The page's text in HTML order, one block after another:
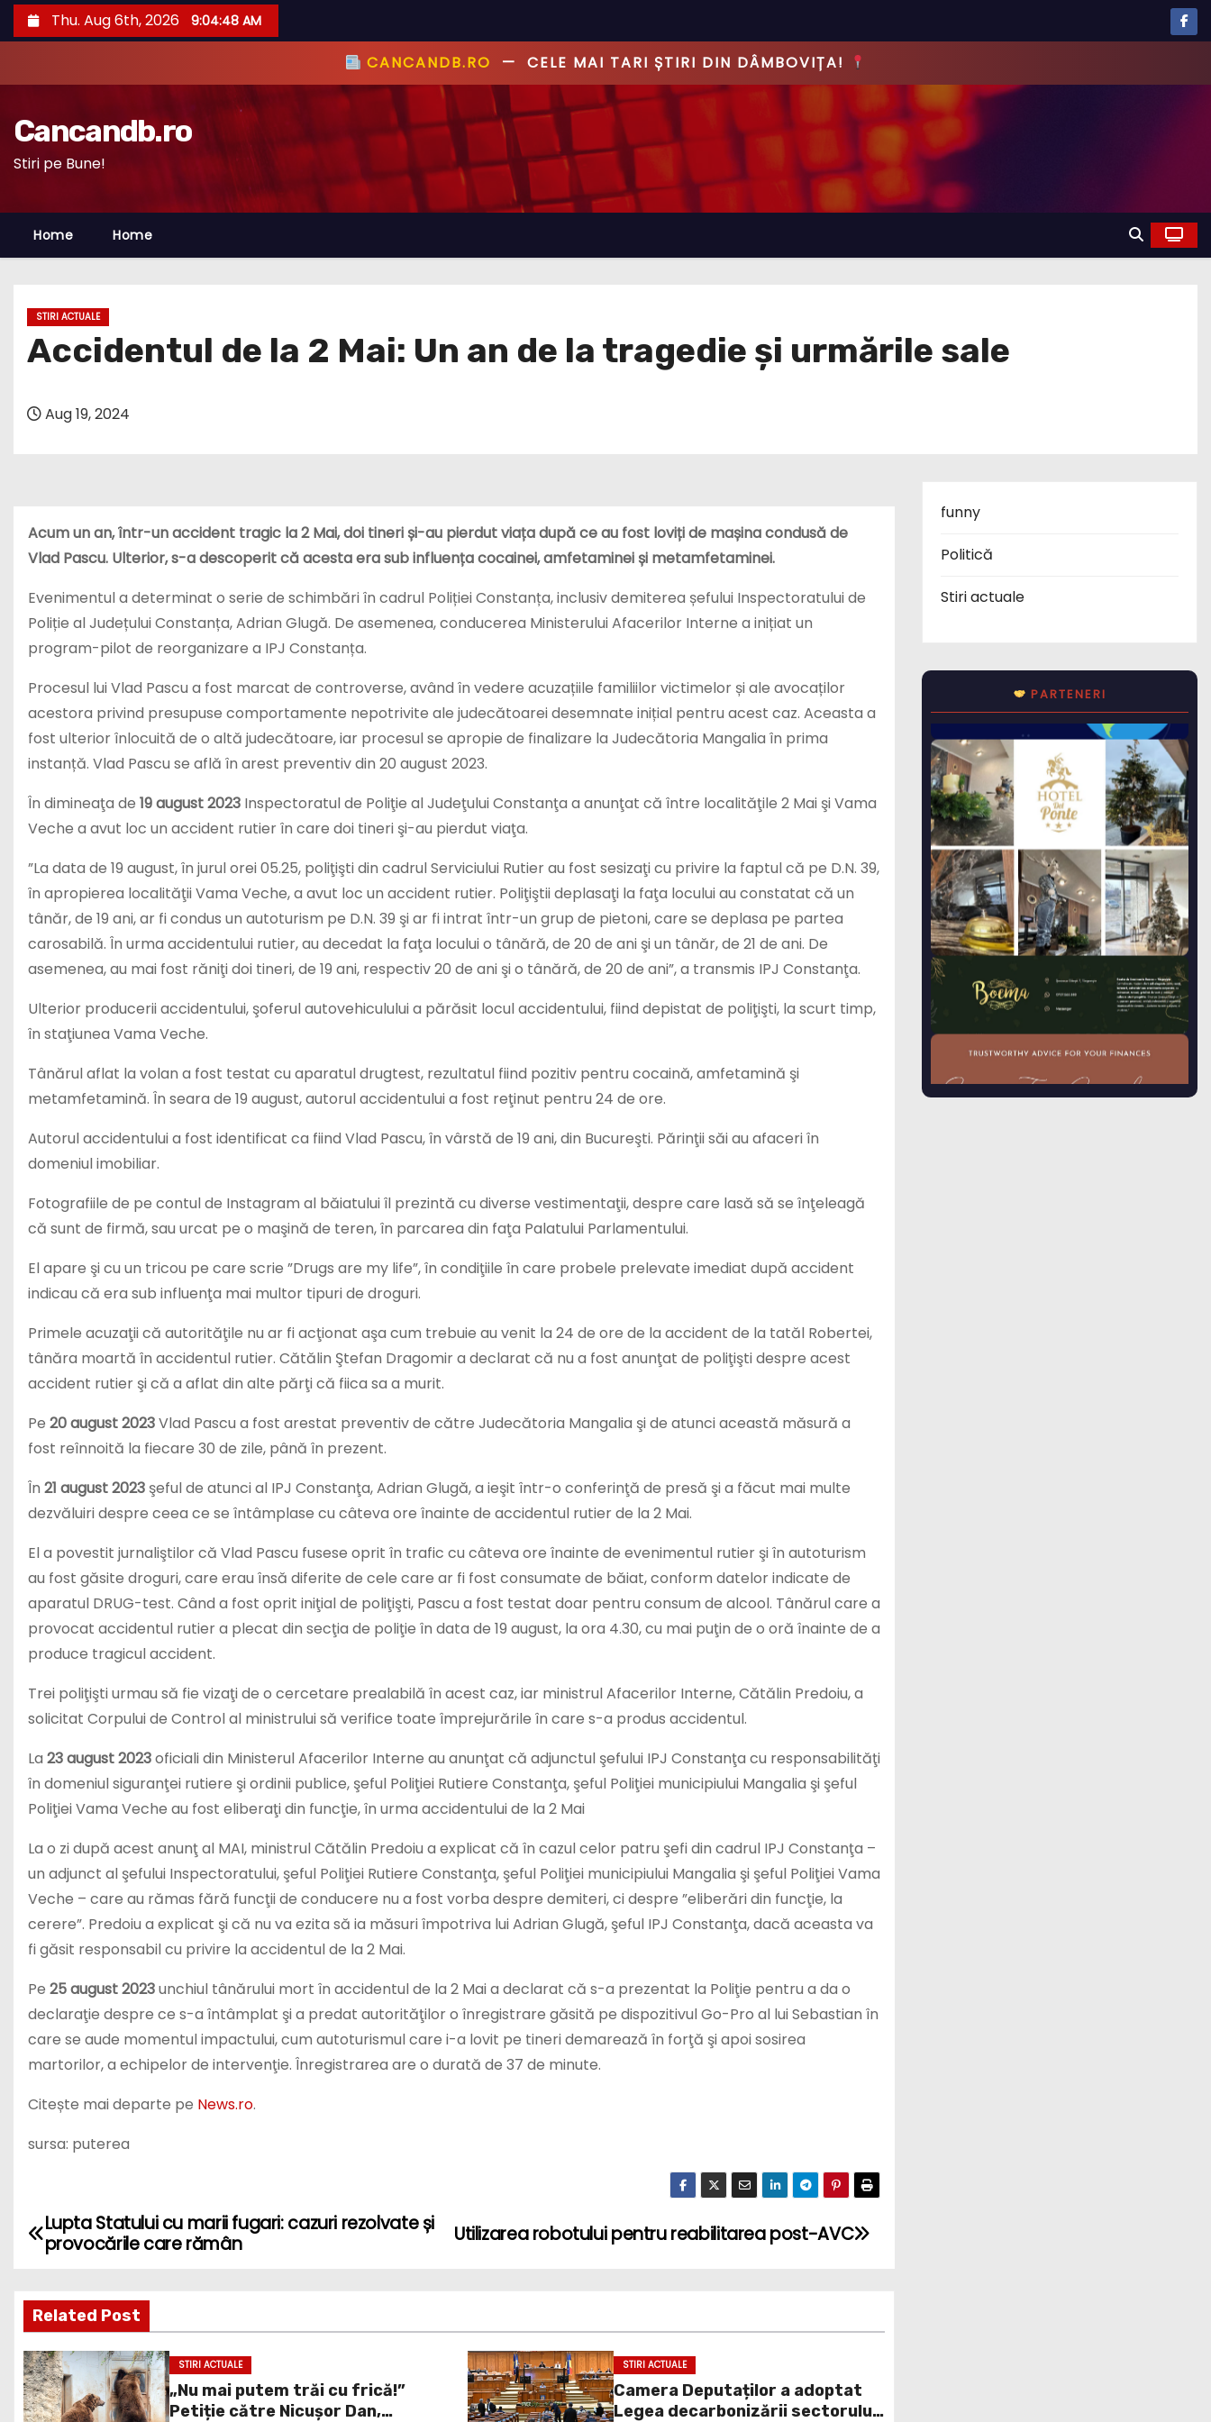
k
p
n
e
Thu. Aug 6th, 2026 9:04:49 AM
CANCANDB.RO—PRIMUL CU ȘTIREA, PRIMUL CU ADEVĂRUL!
Cancandb.ro
Stiri pe Bune!
Home Home
STIRI ACTUALE
Accidentul de la 2 Mai: Un an de la tragedie și urmările sale
Aug 19, 2024
Acum un an, într-un accident tragic la 2 Mai, doi tineri și-au pierdut viața după ce au fost loviți de mașina condusă de
Vlad Pascu. Ulterior, s-a descoperit că acesta era sub influența cocainei, amfetaminei și metamfetaminei.
Evenimentul a determinat o serie de schimbări în cadrul Poliției Constanța, inclusiv demiterea șefului Inspectoratului de
Poliție al Județului Constanța, Adrian Glugă. De asemenea, conducerea Ministerului Afacerilor Interne a inițiat un
program-pilot de reorganizare a IPJ Constanța.
Procesul lui Vlad Pascu a fost marcat de controverse, având în vedere acuzațiile familiilor victimelor și ale avocaților
acestora privind presupuse comportamente nepotrivite ale judecătoarei desemnate inițial pentru acest caz. Aceasta a
fost ulterior înlocuită de o altă judecătoare, iar procesul se apropie de finalizare la Judecătoria Mangalia în prima
instanță. Vlad Pascu se află în arest preventiv din 20 august 2023.
În dimineaţa de 19 august 2023 Inspectoratul de Poliţie al Judeţului Constanţa a anunţat că între localităţile 2 Mai şi Vama
Veche a avut loc un accident rutier în care doi tineri şi-au pierdut viaţa.
”La data de 19 august, în jurul orei 05.25, poliţişti din cadrul Serviciului Rutier au fost sesizaţi cu privire la faptul că pe D.N. 39,
în apropierea localităţii Vama Veche, a avut loc un accident rutier. Poliţiştii deplasaţi la faţa locului au constatat că un
tânăr, de 19 ani, ar fi condus un autoturism pe D.N. 39 şi ar fi intrat într-un grup de pietoni, care se deplasa pe partea
carosabilă. În urma accidentului rutier, au decedat la faţa locului o tânără, de 20 de ani şi un tânăr, de 21 de ani. De
asemenea, au mai fost răniţi doi tineri, de 19 ani, respectiv 20 de ani şi o tânără, de 20 de ani”, a transmis IPJ Constanţa.
Ulterior producerii accidentului, şoferul autovehiculului a părăsit locul accidentului, fiind depistat de poliţişti, la scurt timp,
în staţiunea Vama Veche.
Tânărul aflat la volan a fost testat cu aparatul drugtest, rezultatul fiind pozitiv pentru cocaină, amfetamină şi
metamfetamină. În seara de 19 august, autorul accidentului a fost reţinut pentru 24 de ore.
Autorul accidentului a fost identificat ca fiind Vlad Pascu, în vârstă de 19 ani, din Bucureşti. Părinţii săi au afaceri în
domeniul imobiliar.
Fotografiile de pe contul de Instagram al băiatului îl prezintă cu diverse vestimentaţii, despre care lasă să se înţeleagă
că sunt de firmă, sau urcat pe o maşină de teren, în parcarea din faţa Palatului Parlamentului.
El apare şi cu un tricou pe care scrie ”Drugs are my life”, în condiţiile în care probele prelevate imediat după accident
indicau că era sub influenţa mai multor tipuri de droguri.
Primele acuzaţii că autorităţile nu ar fi acţionat aşa cum trebuie au venit la 24 de ore de la accident de la tatăl Robertei,
tânăra moartă în accidentul rutier. Cătălin Ştefan Dragomir a declarat că nu a fost anunţat de poliţişti despre acest
accident rutier şi că a aflat din alte părţi că fiica sa a murit.
Pe 20 august 2023Vlad Pascu a fost arestat preventiv de către Judecătoria Mangalia şi de atunci această măsură a
fost reînnoită la fiecare 30 de zile, până în prezent.
În 21 august 2023 şeful de atunci al IPJ Constanţa, Adrian Glugă, a ieşit într-o conferinţă de presă şi a făcut mai multe
dezvăluiri despre ceea ce se întâmplase cu câteva ore înainte de accidentul rutier de la 2 Mai.
El a povestit jurnaliştilor că Vlad Pascu fusese oprit în trafic cu câteva ore înainte de evenimentul rutier şi în autoturism
au fost găsite droguri, care erau însă diferite de cele care ar fi fost consumate de băiat, conform datelor indicate de
aparatul DRUG-test. Când a fost oprit iniţial de poliţişti, Pascu a fost testat doar pentru consum de alcool. Tânărul care a
provocat accidentul rutier a plecat din secţia de poliţie în data de 19 august, la ora 4.30, cu mai puţin de o oră înainte de a
produce tragicul accident.
Trei poliţişti urmau să fie vizaţi de o cercetare prealabilă în acest caz, iar ministrul Afacerilor Interne, Cătălin Predoiu, a
solicitat Corpului de Control al ministrului să verifice toate împrejurările în care s-a produs accidentul.
La 23 august 2023oficiali din Ministerul Afacerilor Interne au anunţat că adjunctul şefului IPJ Constanţa cu responsabilităţi
în domeniul siguranţei rutiere şi ordinii publice, şeful Poliţiei Rutiere Constanţa, şeful Poliţiei municipiului Mangalia şi şeful
Poliţiei Vama Veche au fost eliberaţi din funcţie, în urma accidentului de la 2 Mai
La o zi după acest anunţ al MAI, ministrul Cătălin Predoiu a explicat că în cazul celor patru şefi din cadrul IPJ Constanţa –
un adjunct al şefului Inspectoratului, şeful Poliţiei Rutiere Constanţa, şeful Poliţiei municipiului Mangalia şi şeful Poliţiei Vama
Veche – care au rămas fără funcţii de conducere nu a fost vorba despre demiteri, ci despre ”eliberări din funcţie, la
cerere”. Predoiu a explicat şi că nu va ezita să ia măsuri împotriva lui Adrian Glugă, şeful IPJ Constanţa, dacă aceasta va
fi găsit responsabil cu privire la accidentul de la 2 Mai.
Pe 25 august 2023unchiul tânărului mort în accidentul de la 2 Mai a declarat că s-a prezentat la Poliţie pentru a da o
declaraţie despre ce s-a întâmplat şi a predat autorităţilor o înregistrare găsită pe dispozitivul Go-Pro al lui Sebastian în
care se aude momentul impactului, cum autoturismul care i-a lovit pe tineri demarează în forţă şi apoi sosirea
martorilor, a echipelor de intervenţie. Înregistrarea are o durată de 37 de minute.
Citește mai departe pe News.ro.
sursa: puterea
P
s
t
n
Utilizarea robotului pentru reabilitarea post-AVC
Lupta Statului cu marii fugari: cazuri rezolvate și
provocările care rămân
Related Post
STIRI ACTUALE
„Nu mai putem trăi cu frică!”
Petiție către Nicușor Dan,
STIRI ACTUALE
Camera Deputaților a adoptat
Legea decarbonizării sectorului
funny
Politică
Stiri actuale
PARTENERI